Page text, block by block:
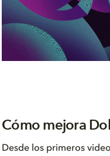
Cómo mejora
Desde los primeros